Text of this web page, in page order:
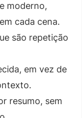
moderno,
cada cena.
são repetição
em vez de
resumo, sem